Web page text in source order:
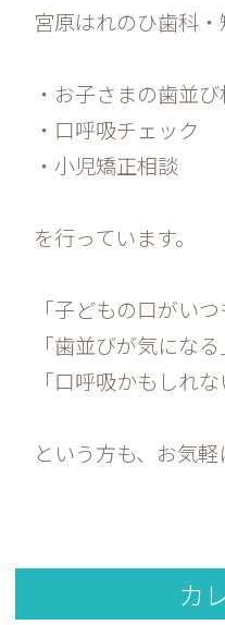
宮原はれのひ歯科・
・お子さまの歯並
・口呼吸チェック
・小児矯正相談
を行っています。
「子どもの口がい
「歯並びが気になる
「口呼吸かもしれな
という方も、お気軽
カ